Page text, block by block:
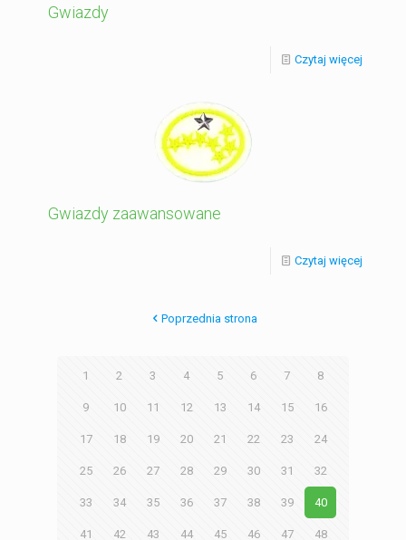
Gwiazdy
Czytaj więcej
Gwiazdy zaawansowane
Czytaj więcej
Poprzednia strona
1 2 3 4 5 6 7 8
9 10 11 12 13 14 15 16
17 18 19 20 21 22 23 24
25 26 27 28 29 30 31 32
33 34 35 36 37 38 39 40
41 42 43 44 45 46 47 48